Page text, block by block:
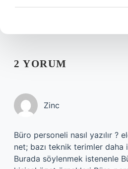
2 YORUM
Zinc
Büro personeli nasıl yazılır ?
net; bazı teknik terimler daha
Burada söylenmek istenenle